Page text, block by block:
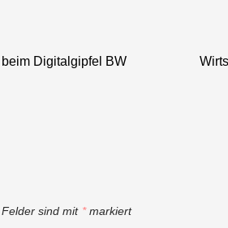
bereit
Digitalgipfel BW
sind mit *markiert